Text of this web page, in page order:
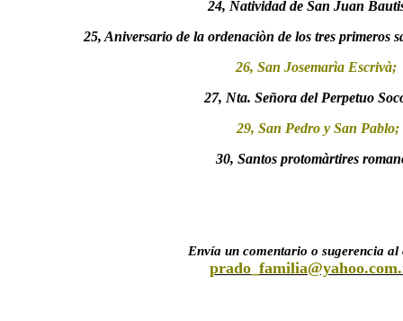
24, Natividad de San Juan
25, Aniversario de la ordenaciòn de los tres primeros
26, San Josemarìa Escrivà;
27, Nta. Señora del Perpetuo
29, San Pedro y San Pablo;
30, Santos protomàrtires
Envía un comentario o sugerencia al